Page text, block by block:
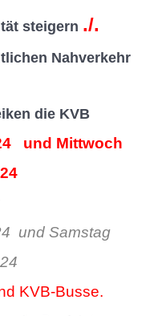
steigern ./.
Nahverkehr
die KVB
und Mittwoch
und Samstag
KVB-Busse.